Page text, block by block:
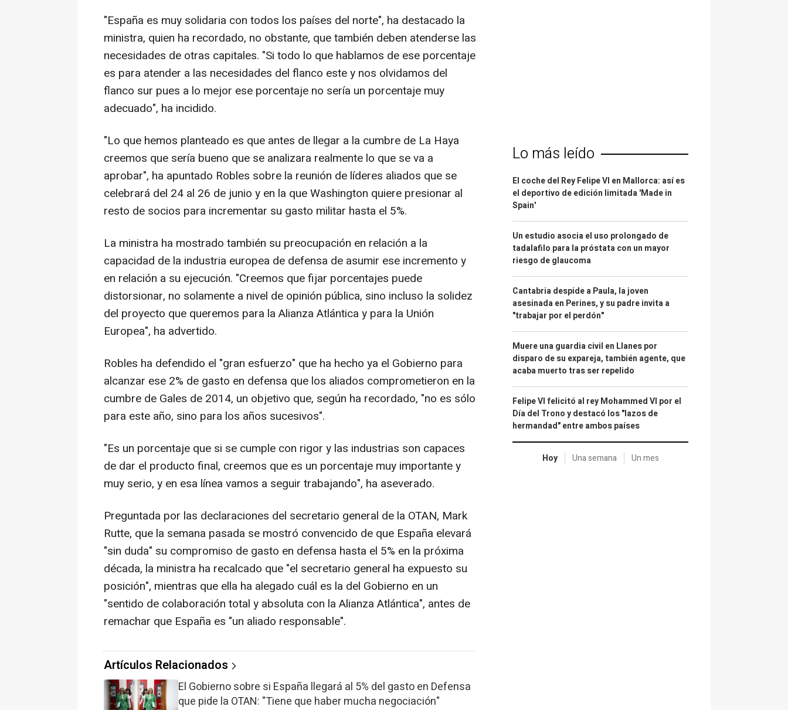
"España es muy solidaria con todos los países del norte", ha destacado la
ministra, quien ha recordado, no obstante, que también deben atenderse las
necesidades de otras capitales. "Si todo lo que hablamos de ese porcentaje
es para atender a las necesidades del flanco este y nos olvidamos del
flanco sur pues a lo mejor ese porcentaje no sería un porcentaje muy
adecuado", ha incidido.
"Lo que hemos planteado es que antes de llegar a la cumbre de La Haya
creemos que sería bueno que se analizara realmente lo que se va a
aprobar", ha apuntado Robles sobre la reunión de líderes aliados que se
celebrará del 24 al 26 de junio y en la que Washington quiere presionar al
resto de socios para incrementar su gasto militar hasta el 5%.
La ministra ha mostrado también su preocupación en relación a la
capacidad de la industria europea de defensa de asumir ese incremento y
en relación a su ejecución. "Creemos que fijar porcentajes puede
distorsionar, no solamente a nivel de opinión pública, sino incluso la solidez
del proyecto que queremos para la Alianza Atlántica y para la Unión
Europea", ha advertido.
Robles ha defendido el "gran esfuerzo" que ha hecho ya el Gobierno para
alcanzar ese 2% de gasto en defensa que los aliados comprometieron en la
cumbre de Gales de 2014, un objetivo que, según ha recordado, "no es sólo
para este año, sino para los años sucesivos".
"Es un porcentaje que si se cumple con rigor y las industrias son capaces
de dar el producto final, creemos que es un porcentaje muy importante y
muy serio, y en esa línea vamos a seguir trabajando", ha aseverado.
Preguntada por las declaraciones del secretario general de la OTAN, Mark
Rutte, que la semana pasada se mostró convencido de que España elevará
"sin duda" su compromiso de gasto en defensa hasta el 5% en la próxima
década, la ministra ha recalcado que "el secretario general ha expuesto su
posición", mientras que ella ha alegado cuál es la del Gobierno en un
"sentido de colaboración total y absoluta con la Alianza Atlántica", antes de
remachar que España es "un aliado responsable".
Artículos Relacionados
El Gobierno sobre si España llegará al 5% del gasto en Defensa
que pide la OTAN: "Tiene que haber mucha negociación"
Lo más leído
El coche del Rey Felipe VI en Mallorca: así es
el deportivo de edición limitada 'Made in
Spain'
Un estudio asocia el uso prolongado de
tadalafilo para la próstata con un mayor
riesgo de glaucoma
Cantabria despide a Paula, la joven
asesinada en Perines, y su padre invita a
"trabajar por el perdón"
Muere una guardia civil en Llanes por
disparo de su expareja, también agente, que
acaba muerto tras ser repelido
Felipe VI felicitó al rey Mohammed VI por el
Día del Trono y destacó los "lazos de
hermandad" entre ambos países
Hoy Una semana Un mes